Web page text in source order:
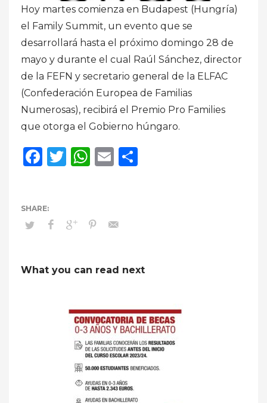
Hoy martes comienza en Budapest (Hungría)
el Family Summit, un evento que se
desarrollará hasta el próximo domingo 28 de
mayo y durante el cual Raúl Sánchez, director
de la FEFN y secretario general de la ELFAC
(Confederación Europea de Familias
Numerosas), recibirá el Premio Pro Families
que otorga el Gobierno húngaro.
Facebook
Twitter
WhatsApp
Email
What you can read next